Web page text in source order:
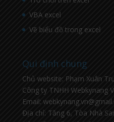
VBA excel
Vẽ biểu đồ trong excel
Qui định chung
Chủ website: Phạm Xuân
Công ty TNHH Webkynang
Email:
Địa chỉ: Tầng 6, Tòa Nhà